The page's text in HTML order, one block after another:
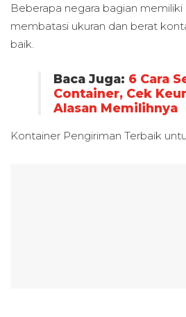
Beberapa negara bagian memiliki
membatasi ukuran dan berat
baik.
Baca Juga: 6 Cara
Container, Cek
Alasan Memilihnya
Kontainer Pengiriman Terbaik